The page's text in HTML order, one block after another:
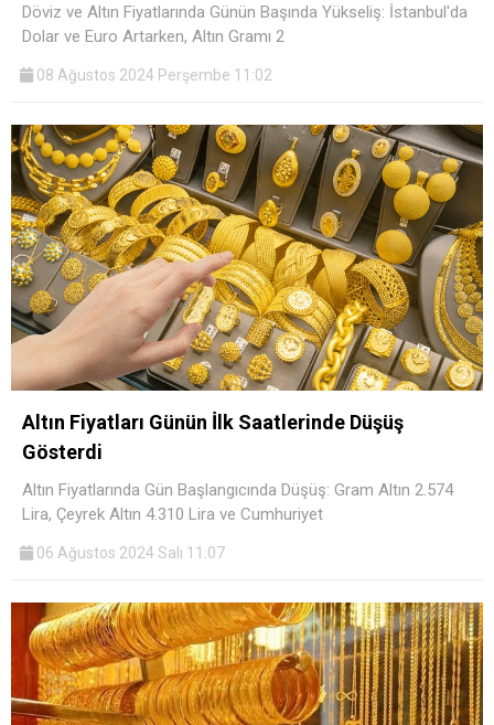
Döviz ve Altın Fiyatlarında Günün Başında Yükseliş: İstanbul'da
Dolar ve Euro Artarken, Altın Gramı 2
08 Ağustos 2024 Perşembe 11:02
Altın Fiyatları Günün İlk Saatlerinde Düşüş
Gösterdi
Altın Fiyatlarında Gün Başlangıcında Düşüş: Gram Altın 2.574
Lira, Çeyrek Altın 4.310 Lira ve Cumhuriyet
06 Ağustos 2024 Salı 11:07